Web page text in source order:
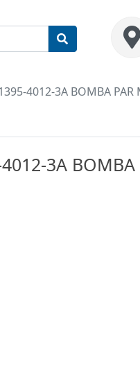
4012-3A BOMBA PAR
3A BOMBA